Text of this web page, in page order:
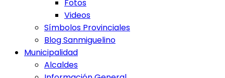
Fotos
Videos
Símbolos Provinciales
Blog Sanmiguelino
Municipalidad
Alcaldes